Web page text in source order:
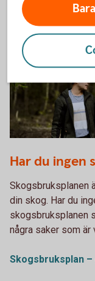
Har du ingen
Skogsbruksplanen
din skog. Har du
skogsbruksplanen
några saker som är
Skogsbruksplan